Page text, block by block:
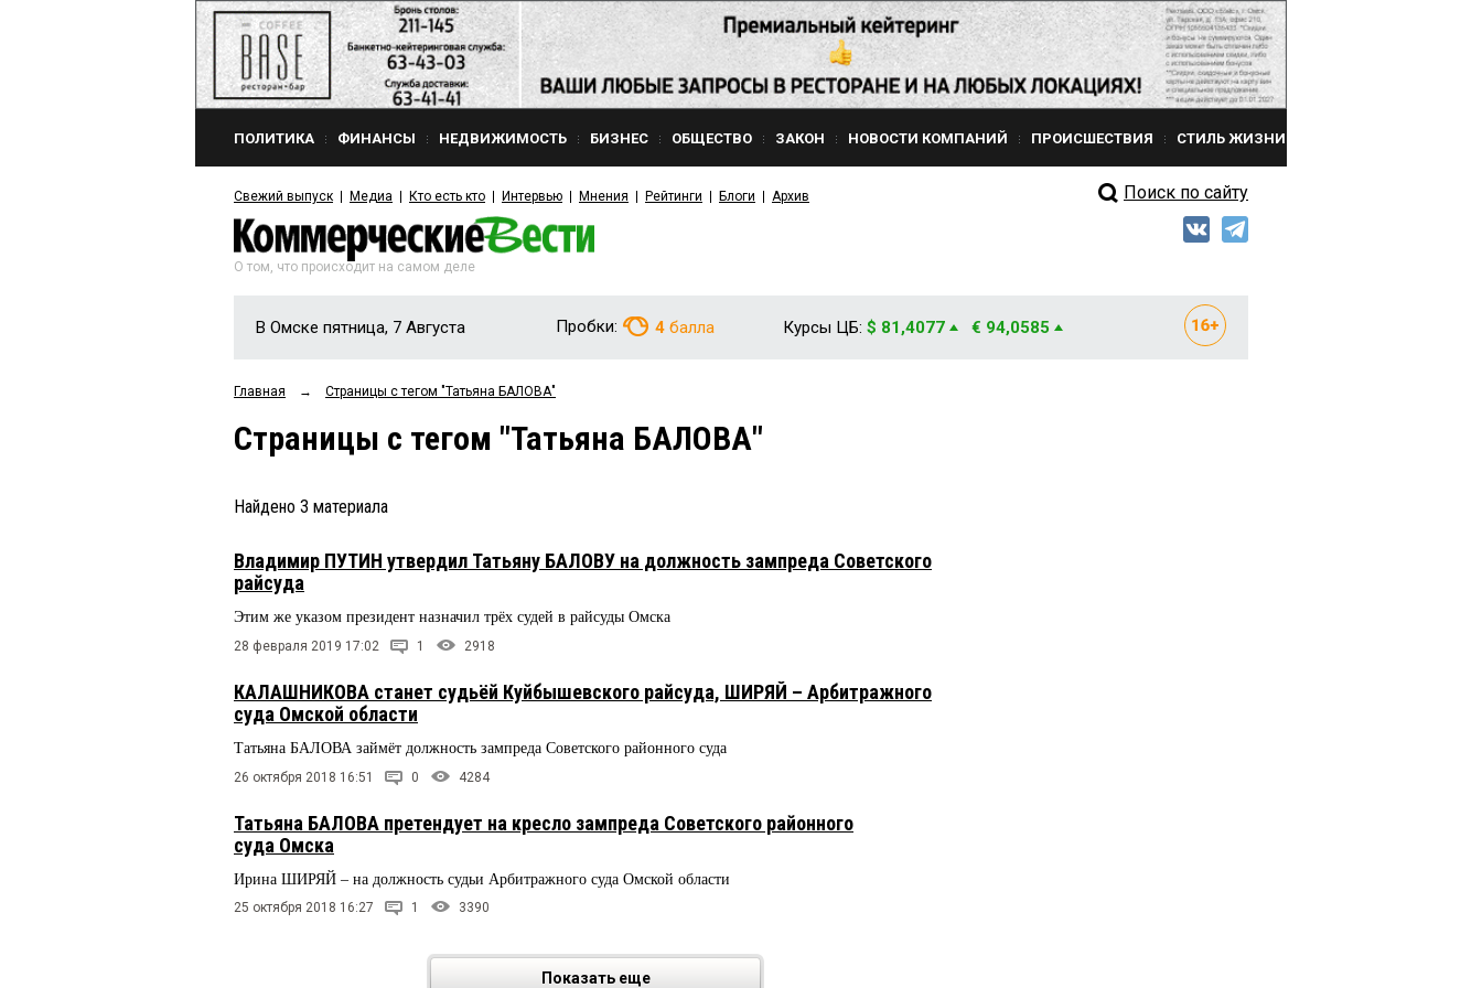
ПОЛИТИКА ФИНАНСЫ НЕДВИЖИМОСТЬ БИЗНЕС ОБЩЕСТВО ЗАКОН НОВОСТИ КОМПАНИЙ ПРОИСШЕСТВИЯ СТИЛЬ ЖИЗНИ
Свежий выпуск Медиа Кто есть кто Интервью Мнения Рейтинги Блоги Архив Поиск по сайту
О том, что происходит на самом деле
В Омске пятница, 7 Августа Пробки: 4 балла Курсы ЦБ: $ 81,4077 € 94,0585
Главная → Страницы c тегом "Татьяна БАЛОВА"
Страницы c тегом "Татьяна БАЛОВА"
Найдено 3 материала
Владимир ПУТИН утвердил Татьяну БАЛОВУ на должность зампреда Советского
райсуда
Этим же указом президент назначил трёх судей в райсуды Омска
28 февраля 2019 17:02 1 2918
КАЛАШНИКОВА станет судьёй Куйбышевского райсуда, ШИРЯЙ – Арбитражного
суда Омской области
Татьяна БАЛОВА займёт должность зампреда Советского районного суда
26 октября 2018 16:51 0 4284
Татьяна БАЛОВА претендует на кресло зампреда Советского районного
суда Омска
Ирина ШИРЯЙ – на должность судьи Арбитражного суда Омской области
25 октября 2018 16:27 1 3390
Показать еще